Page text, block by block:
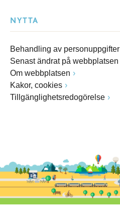
NYTTA
Behandling av personuppgifter
Senast ändrat på webbplatsen
Om webbplatsen
Kakor, cookies
Tillgänglighetsredogörelse